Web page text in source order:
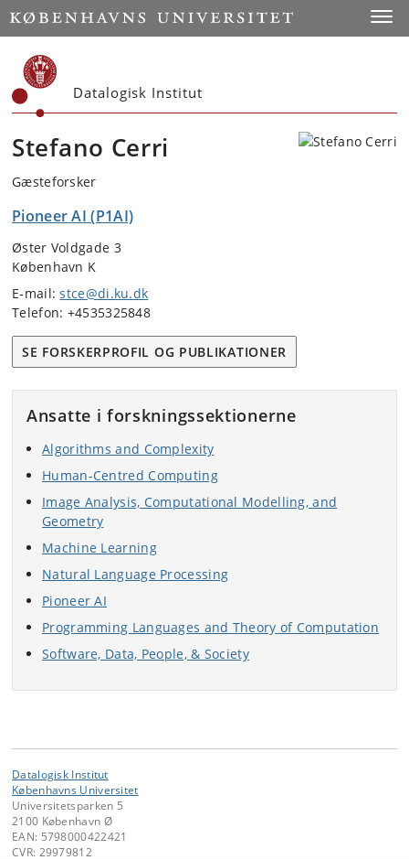
Start
Datalogisk Institut
Stefano Cerri
Gæsteforsker
Pioneer AI (P1AI)
Øster Voldgade 3
København K
E-mail:stce@di.ku.dk
Telefon: +4535325848
SE FORSKERPROFIL OG PUBLIKATIONER
Ansatte i forskningssektionerne
Algorithms and Complexity
Human-Centred Computing
Image Analysis, Computational Modelling, and
Geometry
Machine Learning
Natural Language Processing
Pioneer AI
Programming Languages and Theory of Computation
Software, Data, People, & Society
Datalogisk Institut
Københavns Universitet
Universitetsparken 5
2100 København Ø
EAN: 5798000422421
CVR: 29979812